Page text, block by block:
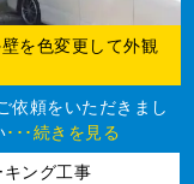
を色変更して外観
依頼をいただきまし
･･･続きを見る
ング工事